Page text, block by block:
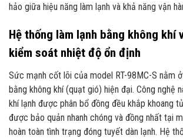
hảo giữa hiệu năng làm lạnh và khả năng vận
Hệ thống làm lạnh bằng không khí
kiểm soát nhiệt độ ổn định
Sức mạnh cốt lõi của model RT-98MC-S nằm
bằng không khí (quạt gió) hiện đại. Công nghệ
khí lạnh được phân bổ đồng đều khắp khoang
được bảo quản nhanh chóng và đồng nhất tại
hoàn toàn tình trạng đóng tuyết dàn lạnh. Hệ